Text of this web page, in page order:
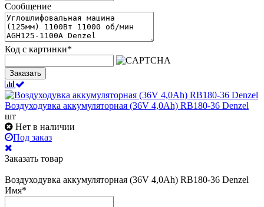
Сообщение
Код с картинки*
Заказать
Воздуходувка аккумуляторная (36V 4,0Ah) RB180-36 Denzel
шт
Нет в наличии
Под заказ
Заказать товар
Воздуходувка аккумуляторная (36V 4,0Ah) RB180-36 Denzel
Имя*